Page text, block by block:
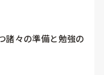
諸々の準備と勉強の
保育に関する書籍で